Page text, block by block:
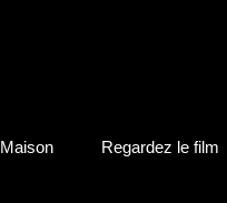
Maison Regardez le film